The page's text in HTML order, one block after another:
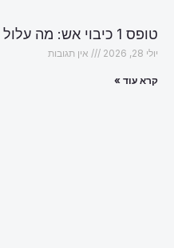
טופס 1 כיבוי אש: מה עלול לעכב את האישור?
יולי 28, 2026 אין תגובות
קרא עוד »